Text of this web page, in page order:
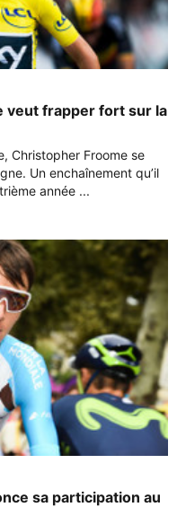
veut frapper fort sur la
Christopher Froome se
Un enchaînement qu’il
année ...
sa participation au